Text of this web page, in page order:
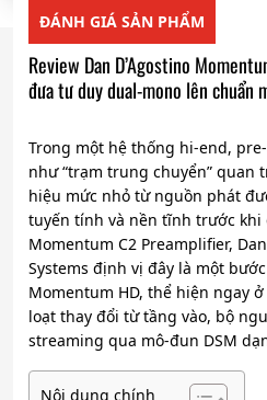
ĐÁNH GIÁ SẢN PHẨM
Review Dan D’Agostino
đưa tư duy dual-mono lên chuẩn
Trong một hệ thống hi-end,
như “trạm trung chuyển” quan
hiệu mức nhỏ từ nguồn phát
tuyến tính và nền tĩnh trước khi
Momentum C2 Preamplifier,
Systems định vị đây là một
Momentum HD, thể hiện ngay ở
loạt thay đổi từ tầng vào, bộ
streaming qua mô-đun DSM
Nội dung chính